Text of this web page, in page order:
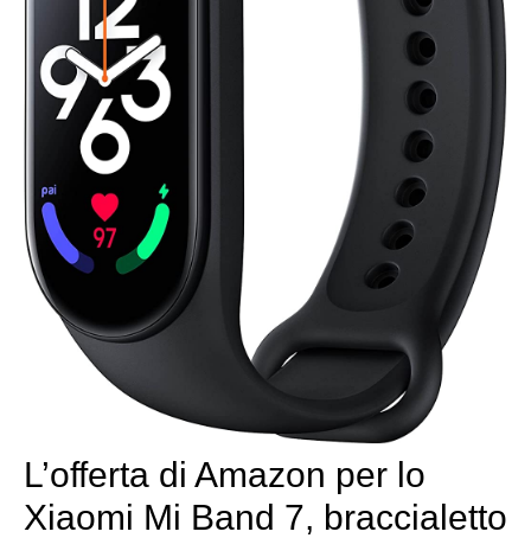
L’offerta di Amazon per lo
Xiaomi Mi Band 7, braccialetto